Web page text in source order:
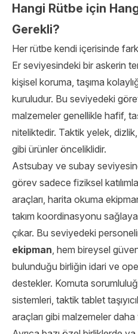
Hangi Rütbe için
Gerekli?
Her rütbe kendi içerisinde
Er seviyesindeki bir askerin
kişisel koruma, taşıma
kuruludur. Bu seviyedeki
malzemeler genellikle hafif,
niteliktedir. Taktik yelek,
gibi ürünler önceliklidir.
Astsubay ve subay
görev sadece fiziksel katılımla
araçları, harita okuma
takım koordinasyonu
çıkar. Bu seviyedeki
ekipman, hem bireysel
bulunduğu birliğin idari ve
destekler. Komuta
sistemleri, taktik tablet
araçları gibi malzemeler daha